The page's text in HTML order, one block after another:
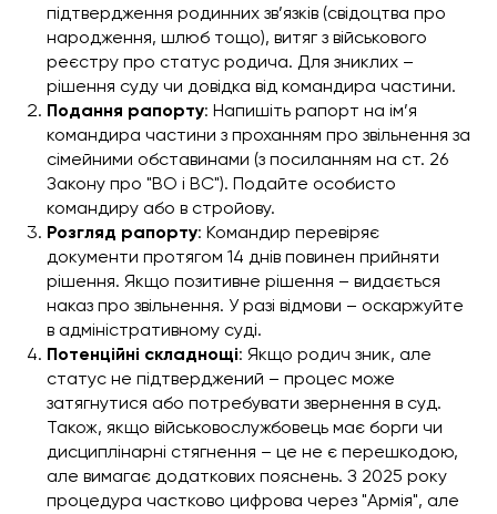
підтвердження родинних зв’язків (свідоцтва про
народження, шлюб тощо), витяг з військового
реєстру про статус родича. Для зниклих –
рішення суду чи довідка від командира частини.
Подання рапорту: Напишіть рапорт на ім’я
командира частини з проханням про звільнення за
сімейними обставинами (з посиланням на ст. 26
Закону про "ВО і ВС"). Подайте особисто
командиру або в стройову.
Розгляд рапорту: Командир перевіряє
документи протягом 14 днів повинен прийняти
рішення. Якщо позитивне рішення – видається
наказ про звільнення. У разі відмови – оскаржуйте
в адміністративному суді.
Потенційні складнощі: Якщо родич зник, але
статус не підтверджений – процес може
затягнутися або потребувати звернення в суд.
Також, якщо військовослужбовець має борги чи
дисциплінарні стягнення – це не є перешкодою,
але вимагає додаткових пояснень. З 2025 року
процедура частково цифрова через "Армія", але